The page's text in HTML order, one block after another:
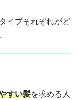
イプそれぞれがど
すい髪を求める人